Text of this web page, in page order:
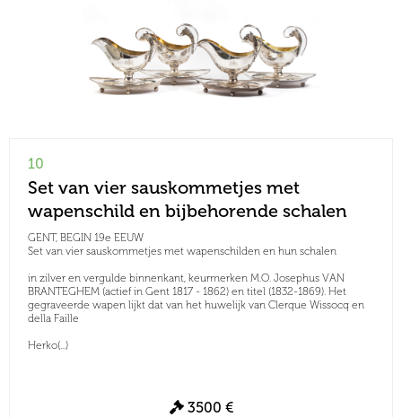
10
Set van vier sauskommetjes met
wapenschild en bijbehorende schalen
GENT, BEGIN 19e EEUW
Set van vier sauskommetjes met wapenschilden en hun schalen
in zilver en vergulde binnenkant, keurmerken M.O. Josephus VAN
BRANTEGHEM (actief in Gent 1817 - 1862) en titel (1832-1869). Het
gegraveerde wapen lijkt dat van het huwelijk van Clerque Wissocq en
della Faille
Herko(...)
3500 €